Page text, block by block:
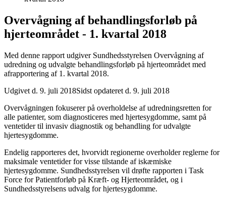
Overvågning af behandlingsforløb på
hjerteområdet - 1. kvartal 2018
Med denne rapport udgiver Sundhedsstyrelsen Overvågning af
udredning og udvalgte behandlingsforløb på hjerteområdet med
afrapportering af 1. kvartal 2018.
Udgivet d. 9. juli 2018Sidst opdateret d. 9. juli 2018
Overvågningen fokuserer på overholdelse af udredningsretten for
alle patienter, som diagnosticeres med hjertesygdomme, samt på
ventetider til invasiv diagnostik og behandling for udvalgte
hjertesygdomme.
Endelig rapporteres det, hvorvidt regionerne overholder reglerne for
maksimale ventetider for visse tilstande af iskæmiske
hjertesygdomme. Sundhedsstyrelsen vil drøfte rapporten i Task
Force for Patientforløb på Kræft- og Hjerteområdet, og i
Sundhedsstyrelsens udvalg for hjertesygdomme.